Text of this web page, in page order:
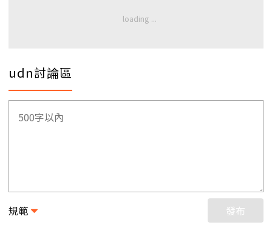
udn討論區
規範 發布